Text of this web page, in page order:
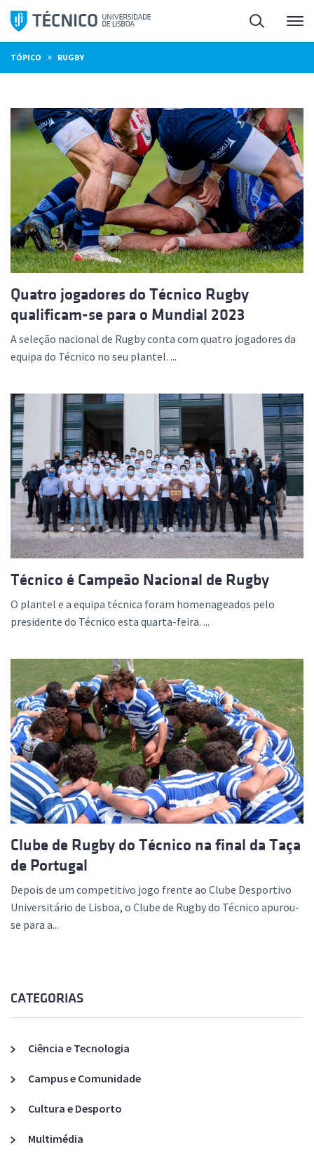
Saltar
para
o
conteúdo
Pesquisa
TÓPICO » RUGBY
Quatro jogadores do Técnico Rugby
qualificam-se para o Mundial 2023
A seleção nacional de Rugby conta com quatro jogadores da
equipa do Técnico no seu plantel. ...
Técnico é Campeão Nacional de Rugby
O plantel e a equipa técnica foram homenageados pelo
presidente do Técnico esta quarta-feira. ...
Clube de Rugby do Técnico na final da Taça
de Portugal
Depois de um competitivo jogo frente ao Clube Desportivo
Universitário de Lisboa, o Clube de Rugby do Técnico apurou-
se para a...
CATEGORIAS
Ciência e Tecnologia
Campus e Comunidade
Cultura e Desporto
Multimédia